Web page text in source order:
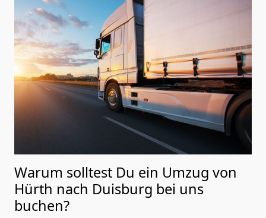
Warum solltest Du ein Umzug von
Hürth nach Duisburg bei uns
buchen?